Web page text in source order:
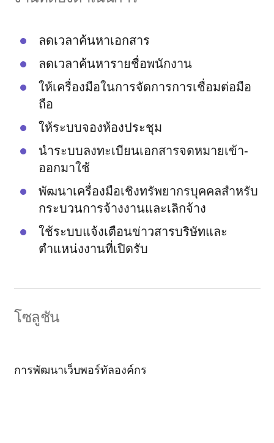
ลดเวลาค้นหาเอกสาร
ลดเวลาค้นหารายชื่อพนักงาน
ให้เครื่องมือในการจัดการการเชื่อมต่อมือ
ถือ
ให้ระบบจองห้องประชุม
นำระบบลงทะเบียนเอกสารจดหมายเข้า-
ออกมาใช้
พัฒนาเครื่องมือเชิงทรัพยากรบุคคลสำหรับ
กระบวนการจ้างงานและเลิกจ้าง
ใช้ระบบแจ้งเตือนข่าวสารบริษัทและ
ตำแหน่งงานที่เปิดรับ
โซลูชัน
การพัฒนาเว็บพอร์ทัลองค์กร